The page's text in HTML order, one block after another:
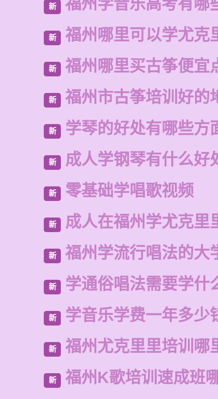
新 福州学音乐高考有哪
新 福州哪里可以学尤克
新 福州哪里买古筝便宜
新 福州市古筝培训好的
新 学琴的好处有哪些方
新 成人学钢琴有什么好
新 零基础学唱歌视频
新 成人在福州学尤克里
新 福州学流行唱法的大
新 学通俗唱法需要学什
新 学音乐学费一年多少
新 福州尤克里里培训哪
新 福州K歌培训速成班